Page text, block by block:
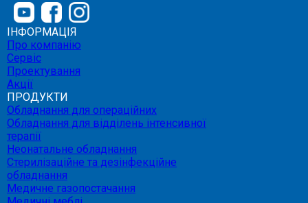
ІНФОРМАЦІЯ
Про компанію
Сервіс
Проектування
Акції
ПРОДУКТИ
Обладнання для операційних
Обладнання для відділень інтенсивної
терапії
Неонатальне обладнання
Стерилізаційне та дезінфекційне
обладнання
Медичне газопостачання